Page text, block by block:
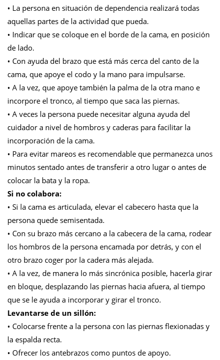
• La persona en situación de dependencia realizará todas
aquellas partes de la actividad que pueda.
• Indicar que se coloque en el borde de la cama, en posición
de lado.
• Con ayuda del brazo que está más cerca del canto de la
cama, que apoye el codo y la mano para impulsarse.
• A la vez, que apoye también la palma de la otra mano e
incorpore el tronco, al tiempo que saca las piernas.
• A veces la persona puede necesitar alguna ayuda del
cuidador a nivel de hombros y caderas para facilitar la
incorporación de la cama.
• Para evitar mareos es recomendable que permanezca unos
minutos sentado antes de transferir a otro lugar o antes de
colocar la bata y la ropa.
Si no colabora:
• Si la cama es articulada, elevar el cabecero hasta que la
persona quede semisentada.
• Con su brazo más cercano a la cabecera de la cama, rodear
los hombros de la persona encamada por detrás, y con el
otro brazo coger por la cadera más alejada.
• A la vez, de manera lo más sincrónica posible, hacerla girar
en bloque, desplazando las piernas hacia afuera, al tiempo
que se le ayuda a incorporar y girar el tronco.
Levantarse de un sillón:
• Colocarse frente a la persona con las piernas flexionadas y
la espalda recta.
• Ofrecer los antebrazos como puntos de apoyo.